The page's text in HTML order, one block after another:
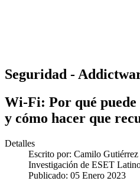
Seguridad -
Wi-Fi: Por qué puede
y cómo hacer que
Detalles
Escrito por: Camilo
Investigación de ESET
Publicado: 05 Enero 2023